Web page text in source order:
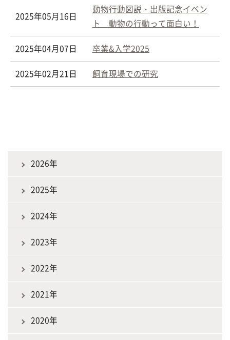
2025年05月16日
動物行動図説・出版記念イベン
ト 動物の行動って面白い！
2025年04月07日 卒業&入学2025
2025年02月21日 飼育現場での研究
2026年
2025年
2024年
2023年
2022年
2021年
2020年